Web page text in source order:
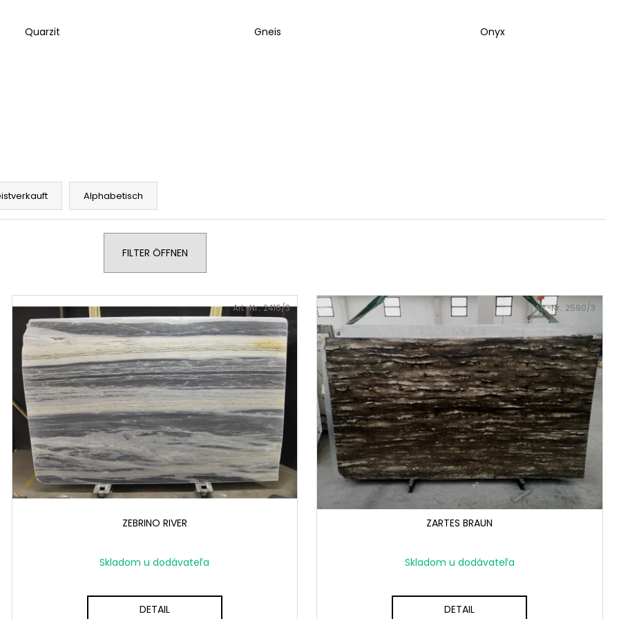
Quarzit Gneis Onyx
Alphabetisch
FILTER ÖFFNEN
ZEBRINO RIVER
Skladom u dodávateľa
DETAIL
Art.-Nr.:2416/3
ZARTES BRAUN
Skladom u dodávateľa
DETAIL
Art.-Nr.: 2590/3